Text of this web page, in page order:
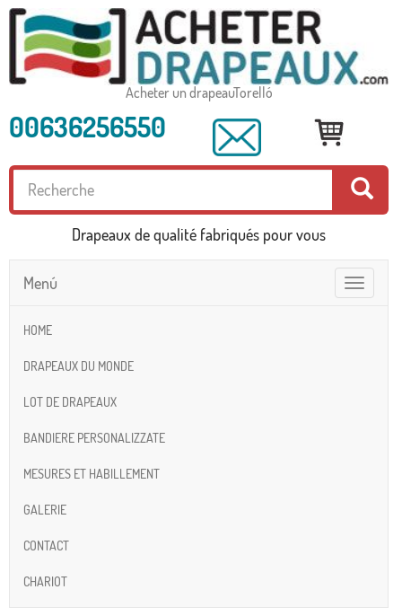
Acheter un drapeauTorelló
00636256550
Drapeaux de qualité fabriqués pour vous
Toggle
navigation
Menú
HOME
DRAPEAUX DU MONDE
LOT DE DRAPEAUX
BANDIERE PERSONALIZZATE
MESURES ET HABILLEMENT
GALERIE
CONTACT
CHARIOT